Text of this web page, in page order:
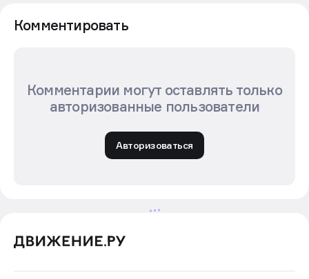
Комментировать
Комментарии могут оставлять только
авторизованные пользователи
Авторизоваться
Profitbase выяснил, какой
цифровой сервис